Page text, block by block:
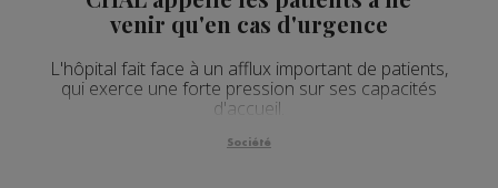
venir qu'en cas d'urgence
L'hôpital fait face à un afflux important de patients,
qui exerce une forte pression sur ses capacités
d'accueil.
Société